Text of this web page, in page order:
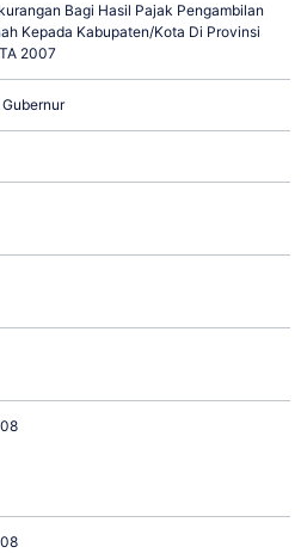
Bagi Hasil Pajak Pengambilan
Kepada Kabupaten/Kota Di Provinsi
2007